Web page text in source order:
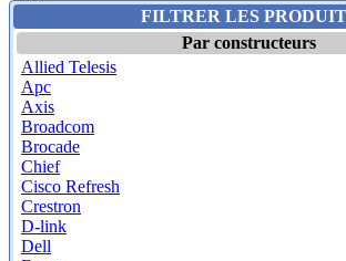
FILTRER LES
Par constructeurs
Allied Telesis
Apc
Axis
Broadcom
Brocade
Chief
Cisco Refresh
Crestron
D-link
Dell